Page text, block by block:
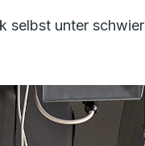
selbst unter